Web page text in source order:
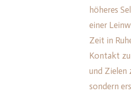
höheres
einer
Zeit in
Kontakt zu
und Zielen
sondern